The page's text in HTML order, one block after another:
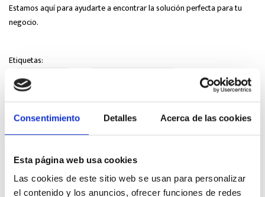
Consentimiento Detalles Acerca de las cookies
Esta página web usa cookies
Las cookies de este sitio web se usan para personalizar
el contenido y los anuncios, ofrecer funciones de redes
Estamos aquí para ayudarte a encontrar la solución perfecta para tu
negocio.
Etiquetas:
Alimentación
cámara frigorífica industrial
cámaras frigoríficas industriales